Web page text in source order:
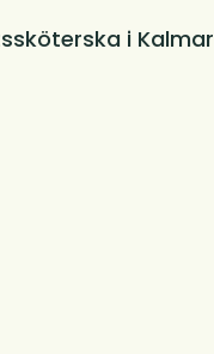
i Kalmar